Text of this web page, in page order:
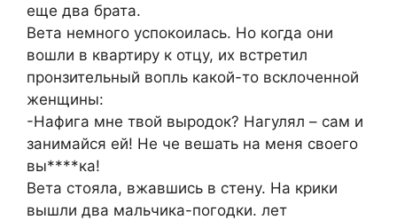
еще два брата.
Вета немного успокоилась. Но когда они
вошли в квартиру к отцу, их встретил
пронзительный вопль какой-то всклоченной
женщины:
-Нафига мне твой выродок? Нагулял – сам и
занимайся ей! Не че вешать на меня своего
вы****ка!
Вета стояла, вжавшись в стену. На крики
вышли два мальчика-погодки. лет